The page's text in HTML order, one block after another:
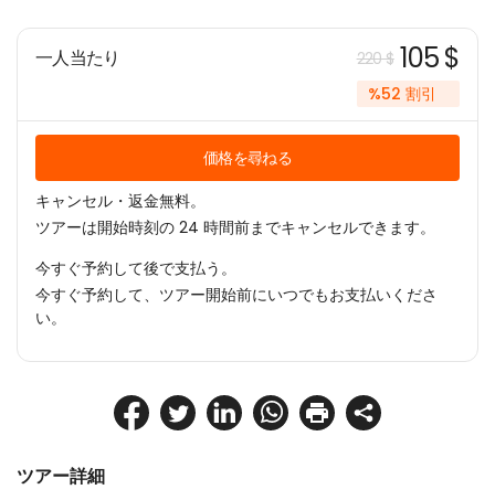
ツアー詳細
一人当たり 220 $ 105 $
%52 割引
価格を尋ねる
キャンセル・返金無料。
ツアーは開始時刻の 24 時間前までキャンセルできます。
今すぐ予約して後で支払う。
今すぐ予約して、ツアー開始前にいつでもお支払いくださ
い。